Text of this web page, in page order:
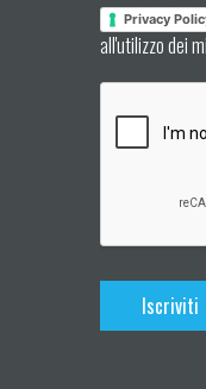
Privacy
all'utilizzo dei